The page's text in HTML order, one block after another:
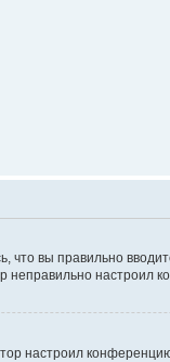
что вы правильно
неправильно настроил
настроил